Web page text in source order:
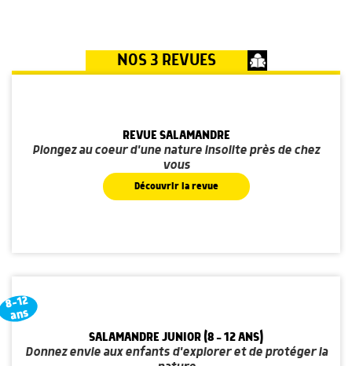
NOS 3 REVUES
REVUE SALAMANDRE
Plongez au coeur d'une nature insolite près de chez
vous
Découvrir la revue
8-12
ans
SALAMANDRE JUNIOR (8 - 12 ANS)
Donnez envie aux enfants d'explorer et de protéger la